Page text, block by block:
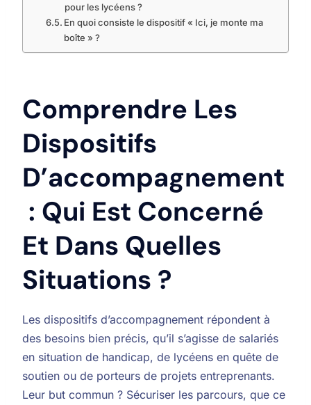
pour les lycéens ?
En quoi consiste le dispositif « Ici, je monte ma
boîte » ?
Comprendre Les
Dispositifs
D’accompagnement
: Qui Est Concerné
Et Dans Quelles
Situations ?
Les dispositifs d’accompagnement répondent à
des besoins bien précis, qu’il s’agisse de salariés
en situation de handicap, de lycéens en quête de
soutien ou de porteurs de projets entreprenants.
Leur but commun ? Sécuriser les parcours, que ce